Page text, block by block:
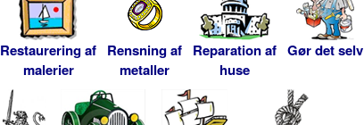
Restaurering af
malerier
Rensning af
metaller
Reparation af
huse
Gør det selv